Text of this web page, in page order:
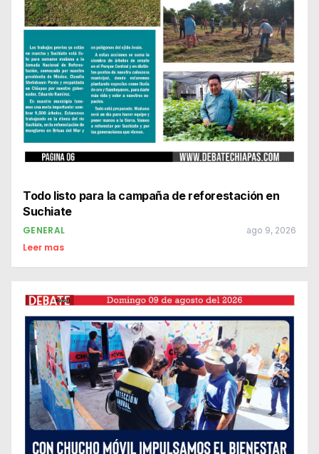
Todo listo para la campaña de reforestación en
Suchiate
GENERAL ago 9, 2026
Leer mas